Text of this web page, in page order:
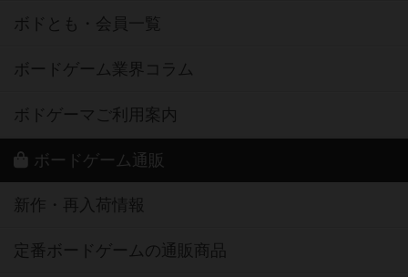
ボドとも・会員一覧
ボードゲーム業界コラム
ボドゲーマご利用案内
ボードゲーム通販
新作・再入荷情報
定番ボードゲームの通販商品